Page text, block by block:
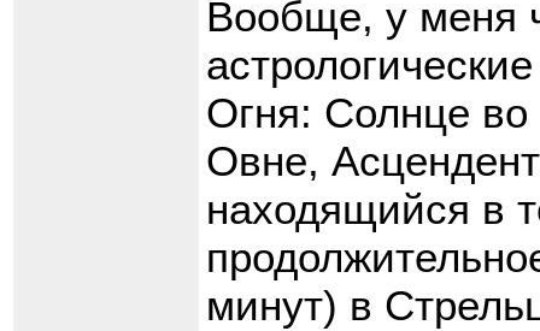
Вообще, у меня
Огня: Солнце
Овне,
находящийся в
минут) в